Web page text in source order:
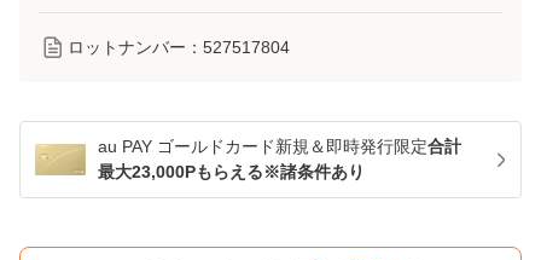
ロットナンバー： 527517804
au PAY ゴールドカード新規＆即時発行限定合計
最大23,000Pもらえる※諸条件あり